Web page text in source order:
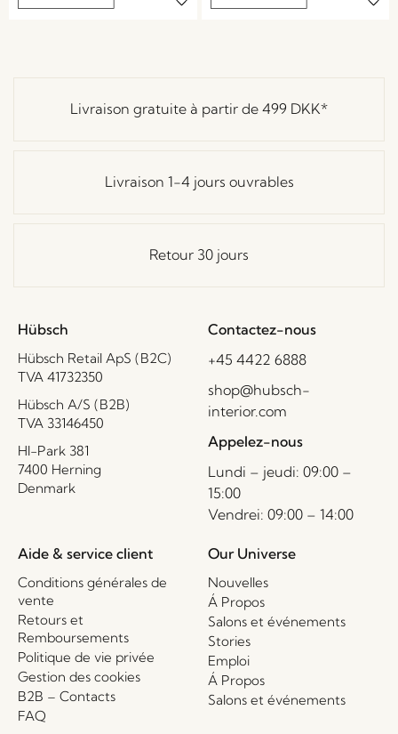
Livraison gratuite à partir de 499 DKK*
Livraison 1-4 jours ouvrables
Retour 30 jours
Hübsch
Hübsch Retail ApS (B2C)
TVA 41732350
Hübsch A/S (B2B)
TVA 33146450
HI-Park 381
7400 Herning
Denmark
Contactez-nous
+45 4422 6888
shop@hubsch-
interior.com
Appelez-nous
Lundi – jeudi: 09:00 –
15:00
Vendrei: 09:00 – 14:00
Aide & service client
Conditions générales de
vente
Retours et
Remboursements
Politique de vie privée
Gestion des cookies
B2B – Contacts
FAQ
Our Universe
Nouvelles
Á Propos
Salons et événements
Stories
Emploi
Á Propos
Salons et événements